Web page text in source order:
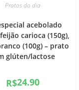
Pratos do dia
acebolado
carioca (150g),
(100g) – prato
glúten/lactose
R$24.90